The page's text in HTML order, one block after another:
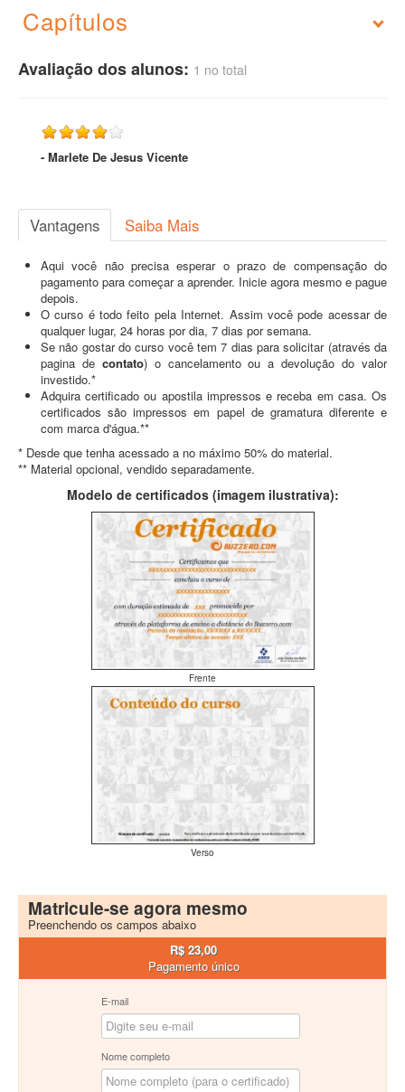
Capítulos
Avaliação dos alunos: 1 no total
- Marlete De Jesus Vicente
Vantagens Saiba Mais
Aqui você não precisa esperar o prazo de compensação do
pagamento para começar a aprender. Inicie agora mesmo e pague
depois.
O curso é todo feito pela Internet. Assim você pode acessar de
qualquer lugar, 24 horas por dia, 7 dias por semana.
Se não gostar do curso você tem 7 dias para solicitar (através da
pagina de contato) o cancelamento ou a devolução do valor
investido.*
Adquira certificado ou apostila impressos e receba em casa. Os
certificados são impressos em papel de gramatura diferente e
com marca d'água.**
* Desde que tenha acessado a no máximo 50% do material.
** Material opcional, vendido separadamente.
Modelo de certificados (imagem ilustrativa):
Frente
Verso
Matricule-se agora mesmo
Preenchendo os campos abaixo
R$ 23,00
Pagamento único
E-mail
Nome completo